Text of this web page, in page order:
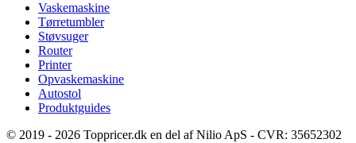
Vaskemaskine
Tørretumbler
Støvsuger
Router
Printer
Opvaskemaskine
Autostol
Produktguides
© 2019 - 2026 Toppricer.dk en del af Nilio ApS - CVR: 35652302